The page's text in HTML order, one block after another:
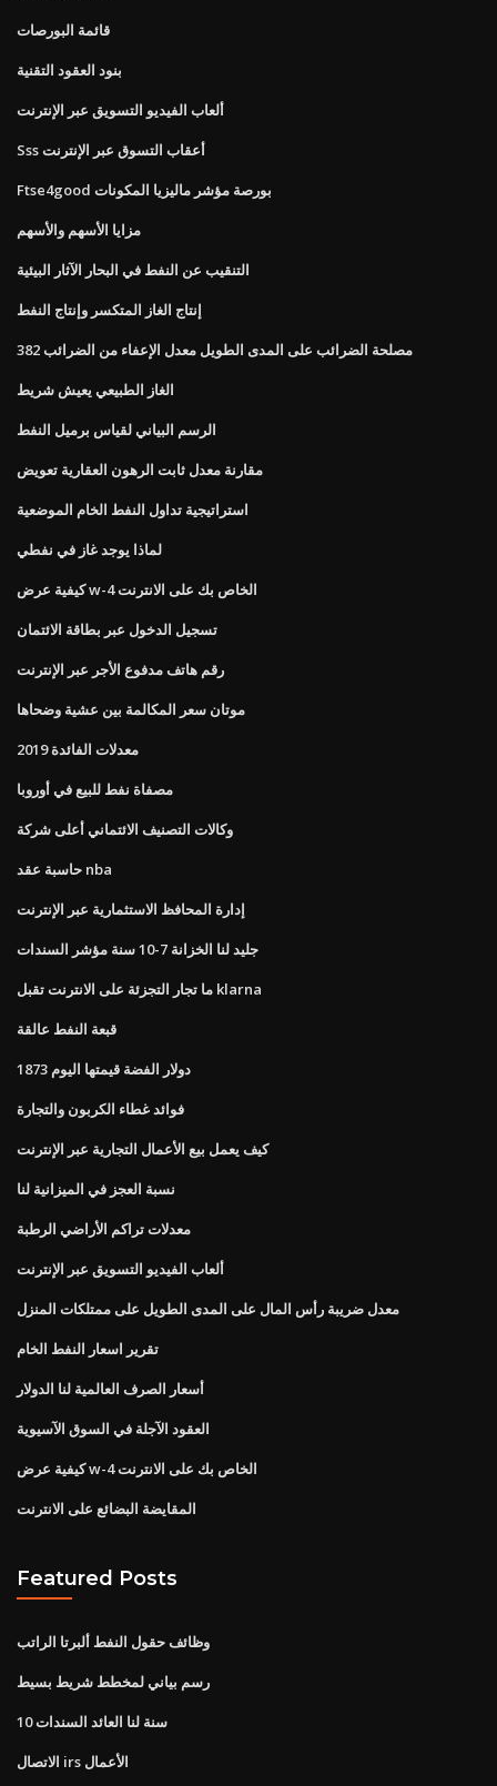
قائمة البورصات
بنود العقود التقنية
ألعاب الفيديو التسويق عبر الإنترنت
Sss أعقاب التسوق عبر الإنترنت
Ftse4good بورصة مؤشر ماليزيا المكونات
مزايا الأسهم والأسهم
التنقيب عن النفط في البحار الآثار البيئية
إنتاج الغاز المتكسر وإنتاج النفط
مصلحة الضرائب على المدى الطويل معدل الإعفاء من الضرائب 382
الغاز الطبيعي يعيش شريط
الرسم البياني لقياس برميل النفط
مقارنة معدل ثابت الرهون العقارية تعويض
استراتيجية تداول النفط الخام الموضعية
لماذا يوجد غاز في نفطي
كيفية عرض w-4 الخاص بك على الانترنت
تسجيل الدخول عبر بطاقة الائتمان
رقم هاتف مدفوع الأجر عبر الإنترنت
موتان سعر المكالمة بين عشية وضحاها
معدلات الفائدة 2019
مصفاة نفط للبيع في أوروبا
وكالات التصنيف الائتماني أعلى شركة
حاسبة عقد nba
إدارة المحافظ الاستثمارية عبر الإنترنت
جليد لنا الخزانة 7-10 سنة مؤشر السندات
ما تجار التجزئة على الانترنت تقبل klarna
قبعة النفط عالقة
1873 دولار الفضة قيمتها اليوم
فوائد غطاء الكربون والتجارة
كيف يعمل بيع الأعمال التجارية عبر الإنترنت
نسبة العجز في الميزانية لنا
معدلات تراكم الأراضي الرطبة
ألعاب الفيديو التسويق عبر الإنترنت
معدل ضريبة رأس المال على المدى الطويل على ممتلكات المنزل
تقرير اسعار النفط الخام
أسعار الصرف العالمية لنا الدولار
العقود الآجلة في السوق الآسيوية
كيفية عرض w-4 الخاص بك على الانترنت
المقايضة البضائع على الانترنت
Featured Posts
وظائف حقول النفط ألبرتا الراتب
رسم بياني لمخطط شريط بسيط
10 سنة لنا العائد السندات
الاتصال irs الأعمال